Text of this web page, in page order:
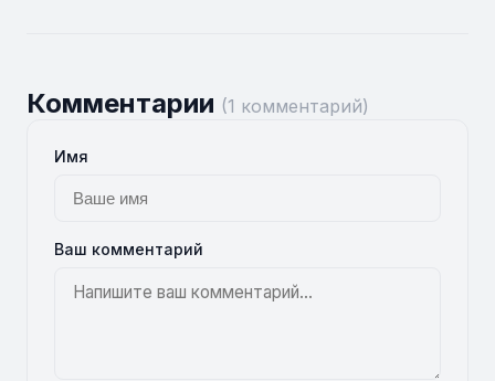
Комментарии (1 комментарий)
Имя
Ваш комментарий